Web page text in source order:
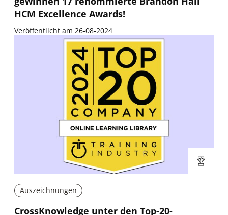
HCM Excellence Awards!
Veröffentlicht am 26-08-2024
Auszeichnungen
CrossKnowledge unter den Top-20-